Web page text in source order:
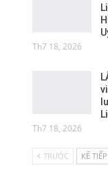
Th7 18, 2026
Th7 18, 2026
TRƯỚC KẾ TIẾP